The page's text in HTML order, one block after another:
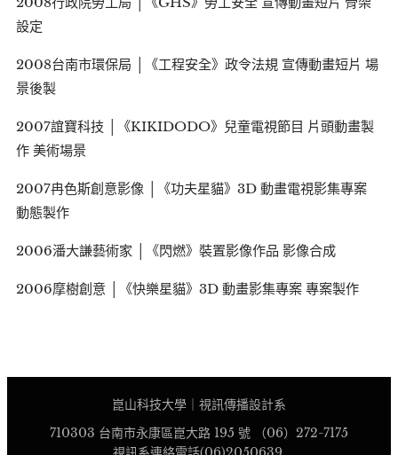
設定
2008台南市環保局 │《工程安全》政令法規 宣傳動畫短片 場
景後製
2007誼寶科技 │《KIKIDODO》兒童電視節目 片頭動畫製
作 美術場景
2007冉色斯創意影像 │《功夫星貓》3D 動畫電視影集專案
動態製作
2006潘大謙藝術家 │《閃燃》裝置影像作品 影像合成
2006摩樹創意 │《快樂星貓》3D 動畫影集專案 專案製作
崑山科技大學｜視訊傳播設計系
710303 台南市永康區崑大路 195 號 （06）272-7175